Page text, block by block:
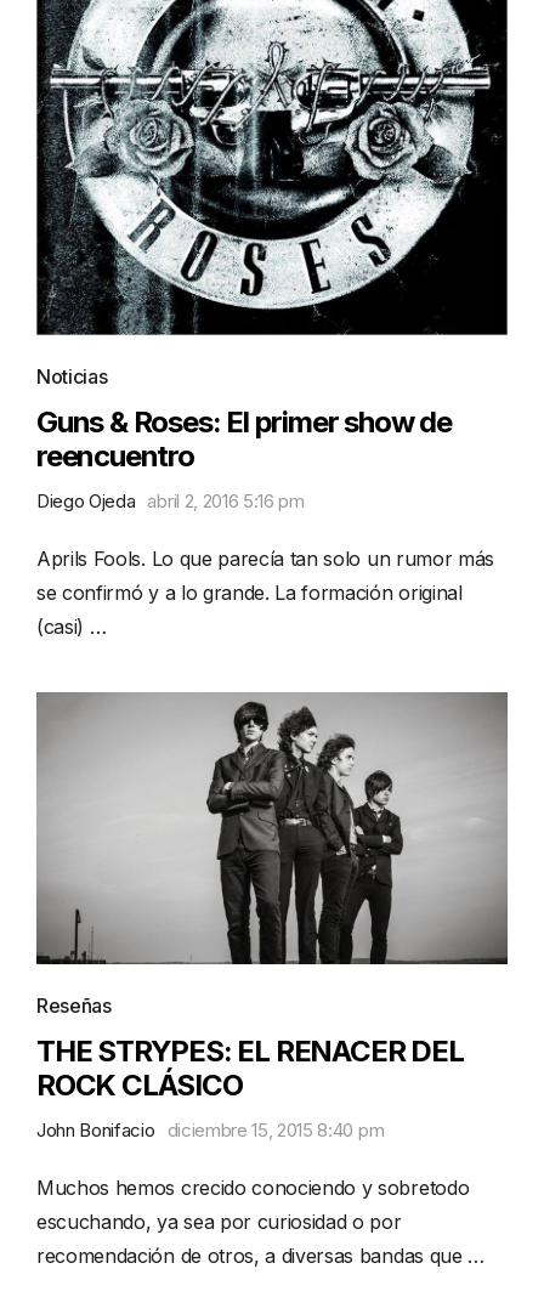
Noticias
Guns & Roses: El primer show de
reencuentro
Diego Ojeda abril 2, 2016 5:16 pm
Aprils Fools. Lo que parecía tan solo un rumor más
se confirmó y a lo grande. La formación original
(casi) …
Reseñas
THE STRYPES: EL RENACER DEL
ROCK CLÁSICO
John Bonifacio diciembre 15, 2015 8:40 pm
Muchos hemos crecido conociendo y sobretodo
escuchando, ya sea por curiosidad o por
recomendación de otros, a diversas bandas que …